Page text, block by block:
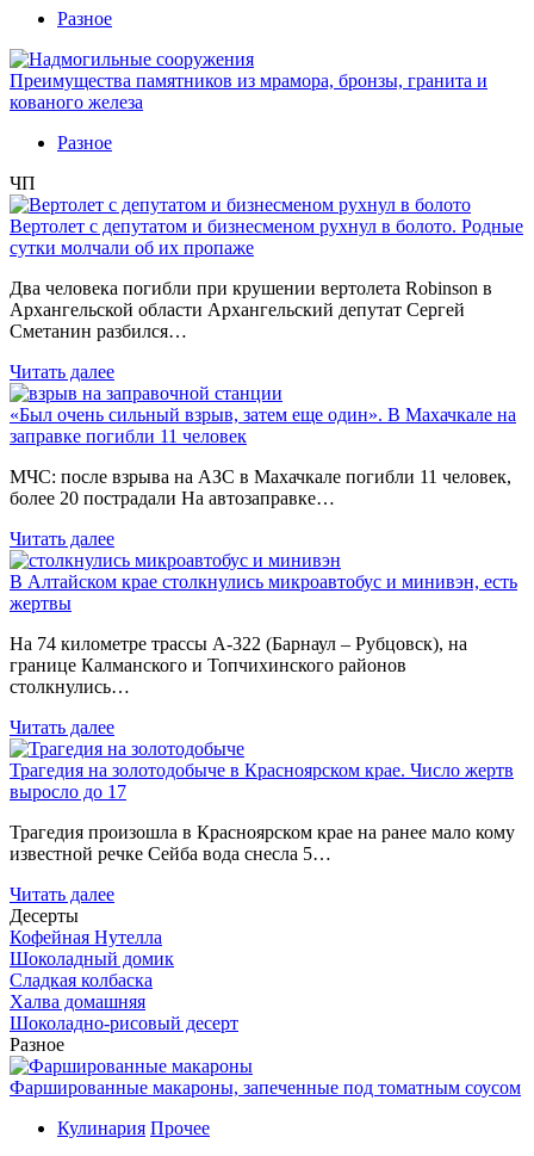
Разное
Преимущества памятников из мрамора, бронзы, гранита и
кованого железа
Разное
ЧП
Вертолет с депутатом и бизнесменом рухнул в болото. Родные
сутки молчали об их пропаже
Два человека погибли при крушении вертолета Robinson в
Архангельской области Архангельский депутат Сергей
Сметанин разбился…
Читать далее
«Был очень сильный взрыв, затем еще один». В Махачкале на
заправке погибли 11 человек
МЧС: после взрыва на АЗС в Махачкале погибли 11 человек,
более 20 пострадали На автозаправке…
Читать далее
В Алтайском крае столкнулись микроавтобус и минивэн, есть
жертвы
На 74 километре трассы А-322 (Барнаул – Рубцовск), на
границе Калманского и Топчихинского районов
столкнулись…
Читать далее
Трагедия на золотодобыче в Красноярском крае. Число жертв
выросло до 17
Трагедия произошла в Красноярском крае на ранее мало кому
известной речке Сейба вода снесла 5…
Читать далее
Десерты
Кофейная Нутелла
Шоколадный домик
Сладкая колбаска
Халва домашняя
Шоколадно-рисовый десерт
Разное
Фаршированные макароны, запеченные под томатным соусом
Кулинария Прочее